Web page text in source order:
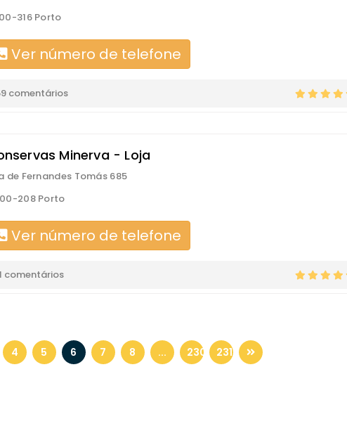
316 Porto
Ver número de telefone
comentários
Minerva - Loja
de Fernandes Tomás 685
208 Porto
Ver número de telefone
comentários
4 5 6 7 8 ... 230 231